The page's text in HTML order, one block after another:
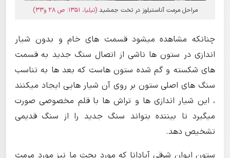
مراحل مرمت آناستیلوز در تخت جمشید(تیلیا، 1351: ص 28 و33)
چنانکه مشاهده میشود قسمت های خام و بدون شیار
اندازی در ستون ها ناشی از اتصال سنگ جدید به قسمت
های شکسته و گم شده ستون هاست که بعد ها به تناسب
سنگ های اصلی ستون بر روی آن شیار هایی ایجاد میکنند
، این شیار اندازی ها و تراش ها با قلم مخصوصی صورت
میگیرد تا بیننده بتواند سنگ جدید را از سنگ قدیمی
تشخیص دهد.
ستون ایوان شرقی آپادانا که مورد بحث ما نیز مورد مرمت